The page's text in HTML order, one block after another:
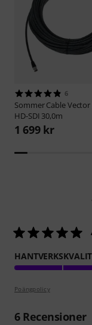
6
Sommer CableVector
HD-SDI 30,0m
1 699 kr
Poängpolicy
6Recensioner